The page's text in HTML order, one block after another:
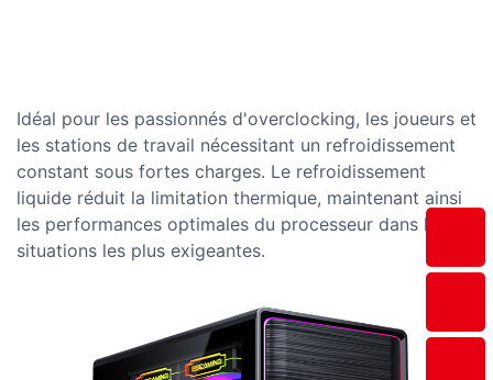
Idéal pour les passionnés d'overclocking, les joueurs et
les stations de travail nécessitant un refroidissement
constant sous fortes charges. Le refroidissement
liquide réduit la limitation thermique, maintenant ainsi
les performances optimales du processeur dans les
situations les plus exigeantes.